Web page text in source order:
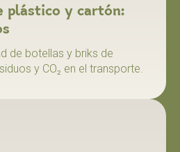
plástico y cartón:
de botellas y briks de
y CO₂ en el transporte.